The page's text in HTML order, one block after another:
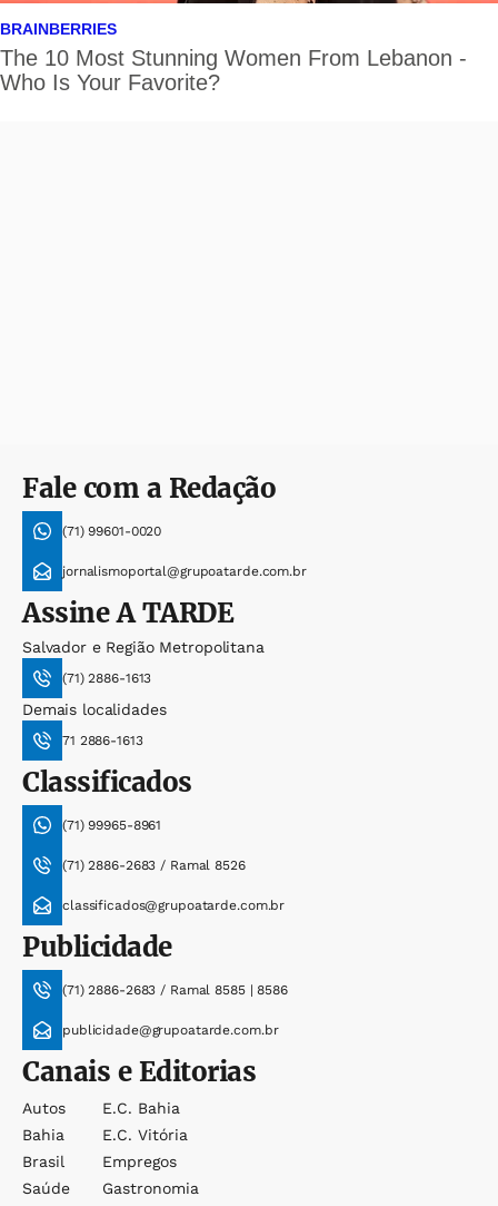
Fale com a Redação
(71) 99601-0020
jornalismoportal@grupoatarde.com.br
AssineA TARDE
Salvador e Região Metropolitana
(71) 2886-1613
Demais localidades
71 2886-1613
Classificados
(71) 99965-8961
(71) 2886-2683 / Ramal 8526
classificados@grupoatarde.com.br
Publicidade
(71) 2886-2683 / Ramal 8585 | 8586
publicidade@grupoatarde.com.br
Canais e Editorias
Autos
Bahia
Brasil
Saúde
E.c. Bahia
E.c. Vitória
Empregos
Gastronomia